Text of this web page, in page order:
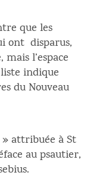
que les
ont disparus,
l’espace
indique
du Nouveau
attribuée à St
au psautier,